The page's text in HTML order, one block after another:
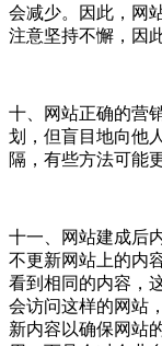
会减少。因此，网
注意坚持不懈，因
十、网站正确的营
划，但盲目地向他
隔，有些方法可能
十一、网站建成后
不更新网站上的内
看到相同的内容，
会访问这样的网站
新内容以确保网站